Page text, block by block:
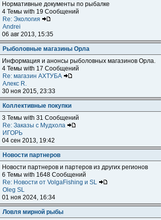
Нормативные документы по рыбалке
4 Темы with 19 Сообщений
Re: Экология
Andrei
06 авг 2013, 15:35
Рыболовные магазины Орла
Информация и анонсы рыболовных магазинов Орла.
4 Темы with 17 Сообщений
Re: магазин АХТУБА
Алекс R.
30 ноя 2015, 23:33
Коллективные покупки
3 Темы with 31 Сообщений
Re: Заказы с Мудхола
ИГОРЬ
04 сен 2013, 19:42
Новости партнеров
Новости партнеров и партеров из других регионов
6 Темы with 1648 Сообщений
Re: Новости от VolgaFishing и SL
Oleg SL
01 ноя 2024, 16:34
Ловля мирной рыбы